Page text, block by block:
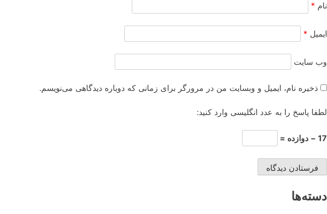
نام *
ایمیل *
وب‌ سایت
ذخیره نام، ایمیل و وبسایت من در مرورگر برای زمانی که دوباره دیدگاهی می‌نویسم.
لطفا پاسخ را به عدد انگلیسی وارد کنید:
17 − دوازده =
دسته‌ها